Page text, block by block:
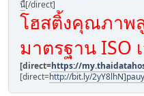
นี้[/direct]
โฮสติ้งคุณภาพ
มาตรฐาน ISO
[direct=https://
[direct=http://bit.ly/2yY8lhN]pauy